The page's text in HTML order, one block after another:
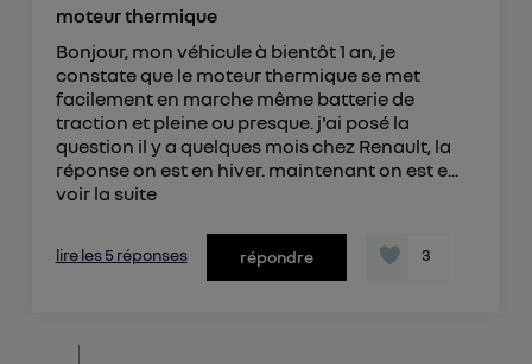
moteur thermique
Bonjour, mon véhicule à bientôt 1 an, je
constate que le moteur thermique se met
facilement en marche même batterie de
traction et pleine ou presque. j'ai posé la
question il y a quelques mois chez Renault, la
réponse on est en hiver. maintenant on est e...
voir la suite
lire les 5 réponses répondre 3